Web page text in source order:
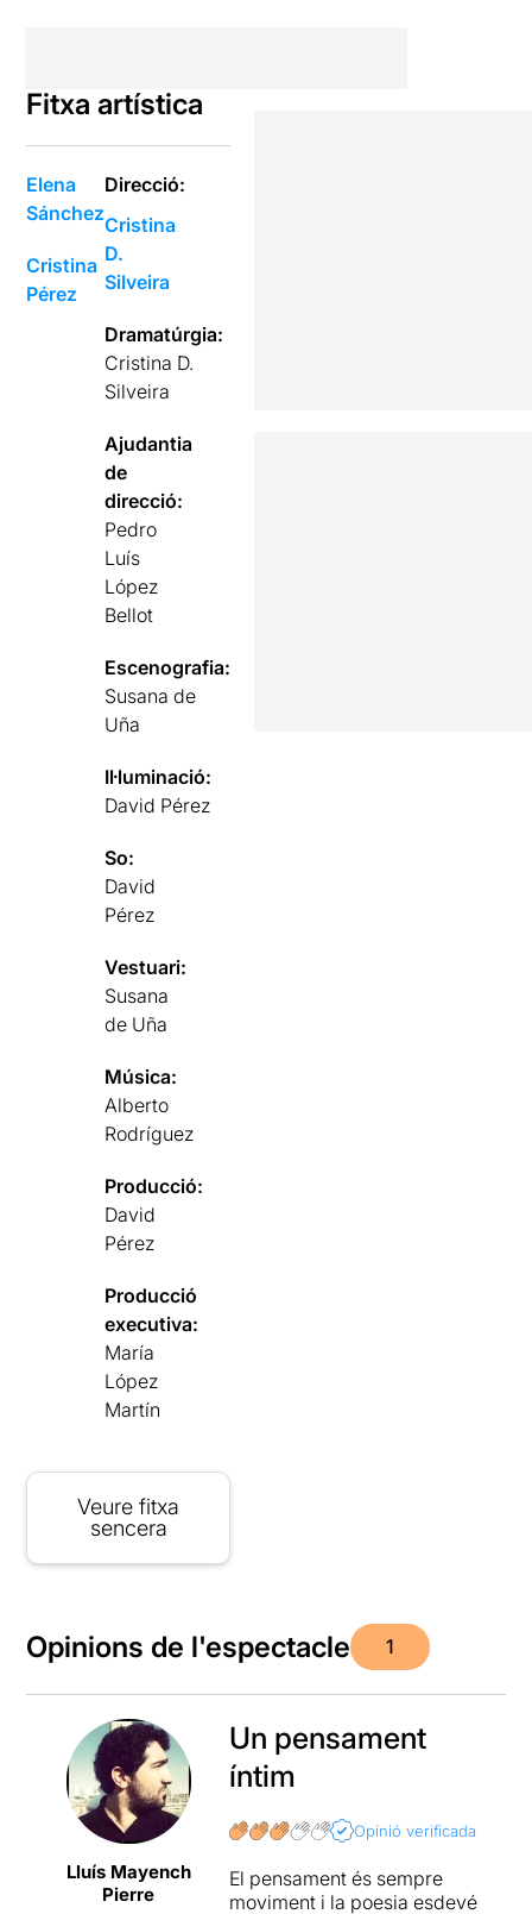
Fitxa artística
Elena
Sánchez
Cristina
Pérez
Direcció:
Cristina
D.
Silveira
Dramatúrgia:
Cristina D.
Silveira
Ajudantia
de
direcció:
Pedro
Luís
López
Bellot
Escenografia:
Susana de
Uña
Il·luminació:
David Pérez
So:
David
Pérez
Vestuari:
Susana
de Uña
Música:
Alberto
Rodríguez
Producció:
David
Pérez
Producció
executiva:
María
López
Martín
Veure fitxa
sencera
Opinions de l'espectacle 1
Lluís Mayench
Pierre
Un pensament
íntim
Opinió verificada
El pensament és sempre
moviment i la poesia esdevé